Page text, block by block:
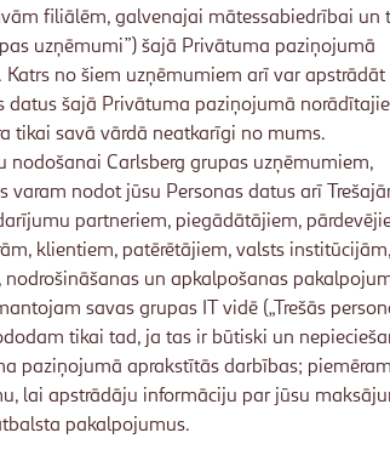
filiālēm, galvenajai mātessabiedrībai un
uzņēmumi”) šajā Privātuma paziņojumā
no šiem uzņēmumiem arī var apstrādāt
datus šajā Privātuma paziņojumā
tikai savā vārdā neatkarīgi no mums.
nodošanai Carlsberg grupas uzņēmumiem,
varam nodot jūsu Personas datus arī
partneriem, piegādātājiem,
klientiem, patērētājiem, valsts institūcijām,
un apkalpošanas
savas grupas IT vidē („Trešās
tikai tad, ja tas ir būtiski un
paziņojumā aprakstītās darbības;
lai apstrādāju informāciju par jūsu
pakalpojumus.